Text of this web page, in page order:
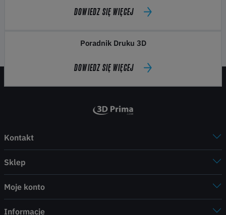
DOWIEDZ SIĘ WIĘCEJ
Poradnik Druku 3D
DOWIEDZ SIĘ WIĘCEJ
Kontakt
Sklep
Moje konto
Informacje